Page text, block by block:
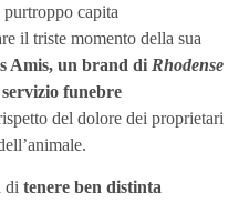
capita
il triste momento della sua
Amis, un brand di Rhodense
funebre
del dolore dei proprietari
di tenere ben distinta